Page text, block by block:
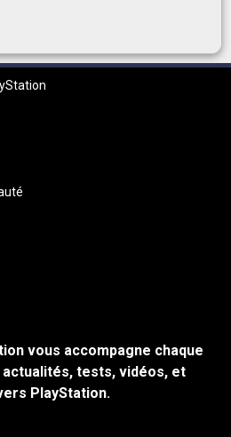
vous accompagne chaque
tests, vidéos, et
PlayStation.